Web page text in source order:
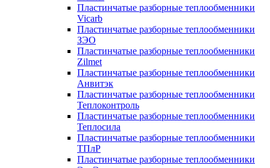
Пластинчатые разборные теплообменники
Vicarb
Пластинчатые разборные теплообменники
ЗЭО
Пластинчатые разборные теплообменники
Zilmet
Пластинчатые разборные теплообменники
Анвитэк
Пластинчатые разборные теплообменники
Теплоконтроль
Пластинчатые разборные теплообменники
Теплосила
Пластинчатые разборные теплообменники
ТПлР
Пластинчатые разборные теплообменники